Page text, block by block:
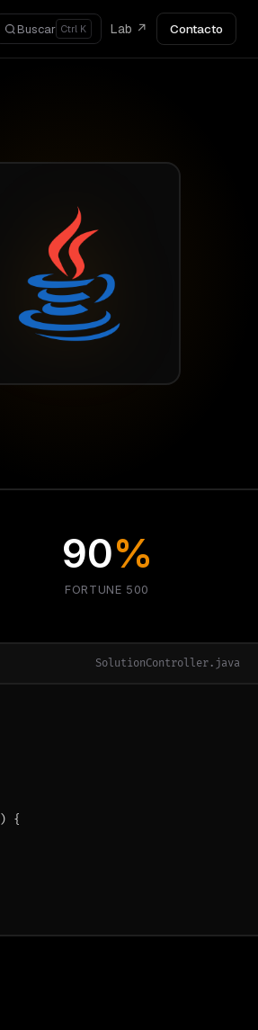
Buscar Ctrl K Lab ↗ Contacto
90%
FORTUNE 500
SolutionController.java
) {